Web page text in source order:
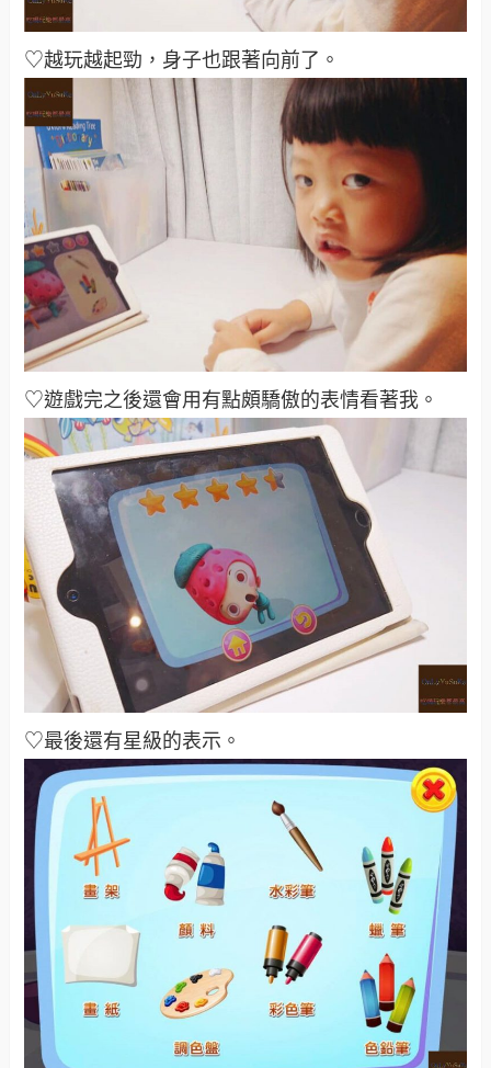
♡越玩越起勁，身子也跟著向前了。
♡遊戲完之後還會用有點頗驕傲的表情看著我。
♡最後還有星級的表示。